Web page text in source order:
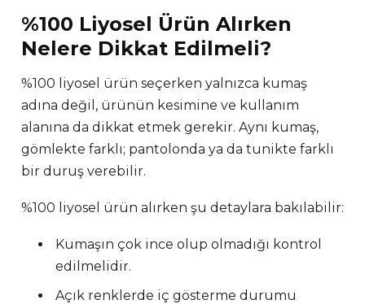
%100 Liyosel Ürün Alırken
Nelere Dikkat Edilmeli?
%100 liyosel ürün seçerken yalnızca kumaş
adına değil, ürünün kesimine ve kullanım
alanına da dikkat etmek gerekir. Aynı kumaş,
gömlekte farklı; pantolonda ya da tunikte farklı
bir duruş verebilir.
%100 liyosel ürün alırken şu detaylara bakılabilir:
Kumaşın çok ince olup olmadığı kontrol
edilmelidir.
Açık renklerde iç gösterme durumu